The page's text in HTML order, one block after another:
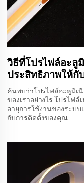
วิธีที่โปรไฟล์อะลูมิ
ประสิทธิภาพให้กั
ค้นพบว่าโปรไฟล์อะลูมิเนี
ของเราอย่างไร โปรไฟ
อายุการใช้งานของระบ
กับการติดตั้งของคุณ